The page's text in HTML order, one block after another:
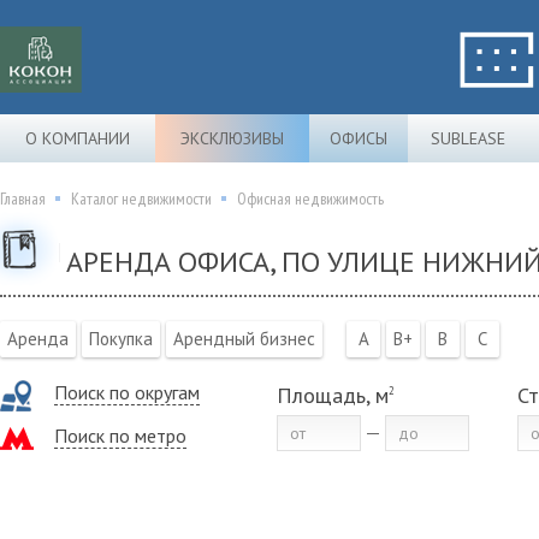
О КОМПАНИИ ЭКСКЛЮЗИВЫ ОФИСЫ SUBLEASE
Главная Каталог недвижимости Офисная недвижимость
АРЕНДА ОФИСА, ПО УЛИЦЕ
Аренда Покупка Арендный бизнес A B+ B C
Поиск по округам
Поиск по метро
Площадь, м2